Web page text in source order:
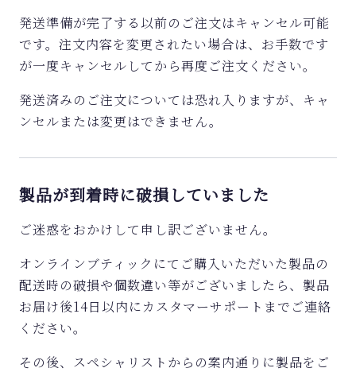
発送準備が完了する以前のご注文はキャンセル可能
です。注文内容を変更されたい場合は、お手数です
が一度キャンセルしてから再度ご注文ください。
発送済みのご注文については恐れ入りますが、キャ
ンセルまたは変更はできません。
製品が到着時に破損していました
ご迷惑をおかけして申し訳ございません。
オンラインブティックにてご購入いただいた製品の
配送時の破損や個数違い等がございましたら、製品
お届け後14日以内にカスタマーサポートまでご連絡
ください。
その後、スペシャリストからの案内通りに製品をご